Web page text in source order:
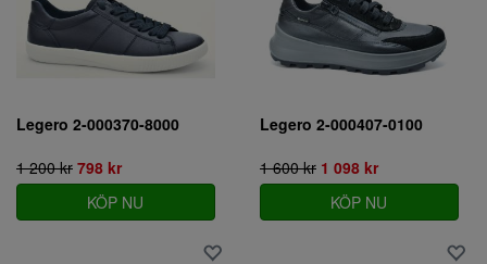
Legero 2-000370-8000
1 200 kr 798 kr
KÖP NU
Legero 2-000407-0100
1 600 kr 1 098 kr
KÖP NU